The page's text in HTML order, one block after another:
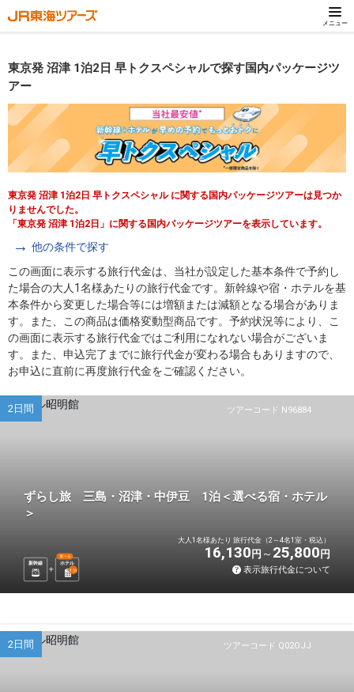
メニュー
東京発 沼津 1泊2日 早トクスペシャルで探す国内パッケージツ
アー
東京発 沼津 1泊2日 早トクスペシャル に関する国内パッケージツアーは見つか
りませんでした。
「東京発 沼津 1泊2日」に関する国内パッケージツアーを表示しています。
他の条件で探す
この画面に表示する旅行代金は、当社が設定した基本条件で予約し
た場合の大人1名様あたりの旅行代金です。新幹線や宿・ホテルを基
本条件から変更した場合等には増額または減額となる場合がありま
す。また、この商品は価格変動型商品です。予約状況等により、こ
の画面に表示する旅行代金ではご利用になれない場合がございま
す。また、申込完了までに旅行代金が変わる場合もありますので、
お申込に直前に再度旅行代金をご確認ください。
ツアーコード N96884
2日間
ずらし旅 三島・沼津・中伊豆 1泊＜選べる宿・ホテル
＞
新幹線 ホテル
選べる
1 泊
大人1名様あたり 旅行代金（2～4名1室・税込）
16,130 円 25,800 円
表示旅行代金について
ツアーコード Q02OJJ
2日間